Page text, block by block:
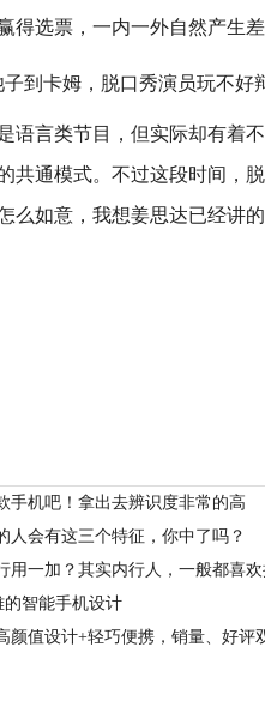
得选票，一内一外自然产生差
语言类节目，但实际却有着
共通模式。不过这段时间，
么如意，我想姜思达已经讲
手机吧！拿出去辨识度非常的高
人会有这三个特征，你中了吗？
用一加？其实内行人，一般都喜
的智能手机设计
颜值设计+轻巧便携，销量、好评